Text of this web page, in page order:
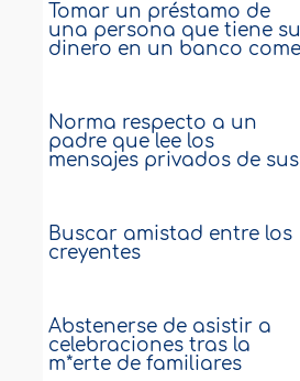
Tomar un préstamo de
una persona que tiene su
dinero en un banco
Norma respecto a un
padre que lee los
mensajes privados de
Buscar amistad entre los
creyentes
Abstenerse de asistir a
celebraciones tras la
m*erte de familiares